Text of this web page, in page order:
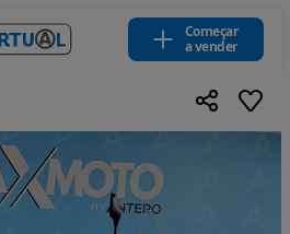
Começar
a vender